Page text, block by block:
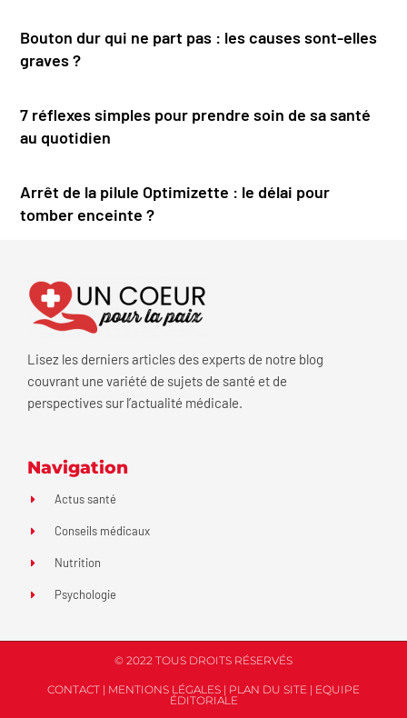
Bouton dur qui ne part pas : les causes sont-elles
graves ?
7 réflexes simples pour prendre soin de sa santé
au quotidien
Arrêt de la pilule Optimizette : le délai pour
tomber enceinte ?
Lisez les derniers articles des experts de notre blog
couvrant une variété de sujets de santé et de
perspectives sur l’actualité médicale.
Navigation
Actus santé
Conseils médicaux
Nutrition
Psychologie
© 2022 TOUS DROITS RÉSERVÉS
CONTACT | MENTIONS LÉGALES | PLAN DU SITE | EQUIPE
ÉDITORIALE